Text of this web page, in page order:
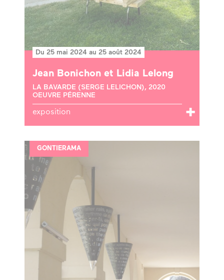
Du 25 mai 2024 au 25 août 2024
Jean Bonichon et Lidia Lelong
LA BAVARDE (SERGE LELICHON), 2020
OEUVRE PÉRENNE
exposition
GONTIERAMA